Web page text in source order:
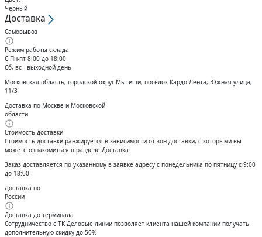
Черный
Доставка
Самовывоз
Режим работы склада
С Пн-пт 8:00 до 18:00
Сб, вс - выходной день
Московская область, городской округ Мытищи, посёлок Кардо-Лента, Южная улица,
11/3
Доставка по Москве и Московской
области
Стоимость доставки
Стоимость доставки ранжируется в зависимости от зон доставки, с которыми вы
можете ознакомиться в разделе Доставка
Заказ доставляется по указанному в заявке адресу с понедельника по пятницу с 9:00
до 18:00
Доставка по
России
Доставка до терминала
Сотрудничество с ТК Деловые линии позволяет клиента нашей компании получать
дополнительную скидку до 50%